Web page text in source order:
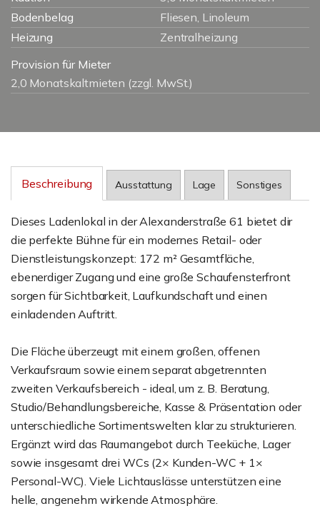
Bodenbelag
Fliesen, Linoleum
Heizung
Zentralheizung
Provision für Mieter
2,0 Monatskaltmieten (zzgl. MwSt.)
Beschreibung Ausstattung Lage Sonstiges
Dieses Ladenlokal in der Alexanderstraße 61 bietet dir
die perfekte Bühne für ein modernes Retail- oder
Dienstleistungskonzept: 172 m² Gesamtfläche,
ebenerdiger Zugang und eine große Schaufensterfront
sorgen für Sichtbarkeit, Laufkundschaft und einen
einladenden Auftritt.
Die Fläche überzeugt mit einem großen, offenen
Verkaufsraum sowie einem separat abgetrennten
zweiten Verkaufsbereich - ideal, um z. B. Beratung,
Studio/Behandlungsbereiche, Kasse & Präsentation oder
unterschiedliche Sortimentswelten klar zu strukturieren.
Ergänzt wird das Raumangebot durch Teeküche, Lager
sowie insgesamt drei WCs (2× Kunden-WC + 1×
Personal-WC). Viele Lichtauslässe unterstützen eine
helle, angenehm wirkende Atmosphäre.